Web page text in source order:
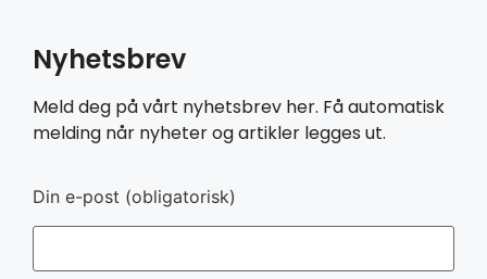
Nyhetsbrev
Meld deg på vårt nyhetsbrev her. Få automatisk
melding når nyheter og artikler legges ut.
Din e-post (obligatorisk)